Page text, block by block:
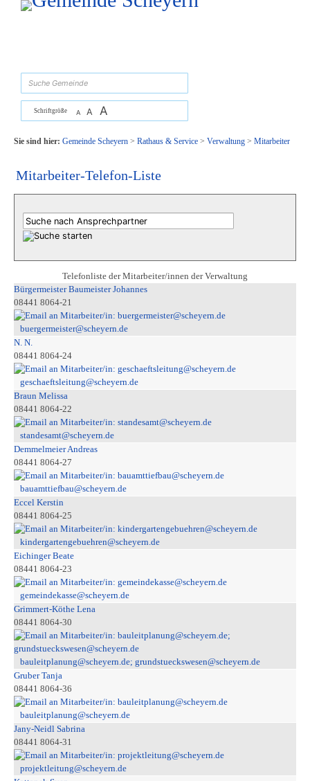
Zum Inhalt, zur Navigationoder zur Startseite springen.
Schriftgröße A A A
Sie sind hier: Gemeinde Scheyern> Rathaus & Service> Verwaltung> Mitarbeiter
Mitarbeiter-Telefon-Liste
Telefonliste der Mitarbeiter/innen der Verwaltung
Bürgermeister Baumeister Johannes
08441 8064-21
buergermeister@scheyern.de
N. N.
08441 8064-24
geschaeftsleitung@scheyern.de
Braun Melissa
08441 8064-22
standesamt@scheyern.de
Demmelmeier Andreas
08441 8064-27
bauamttiefbau@scheyern.de
Eccel Kerstin
08441 8064-25
kindergartengebuehren@scheyern.de
Eichinger Beate
08441 8064-23
gemeindekasse@scheyern.de
Grimmert-Köthe Lena
08441 8064-30
bauleitplanung@scheyern.de; grundstueckswesen@scheyern.de
Gruber Tanja
08441 8064-36
bauleitplanung@scheyern.de
Jany-Neidl Sabrina
08441 8064-31
projektleitung@scheyern.de